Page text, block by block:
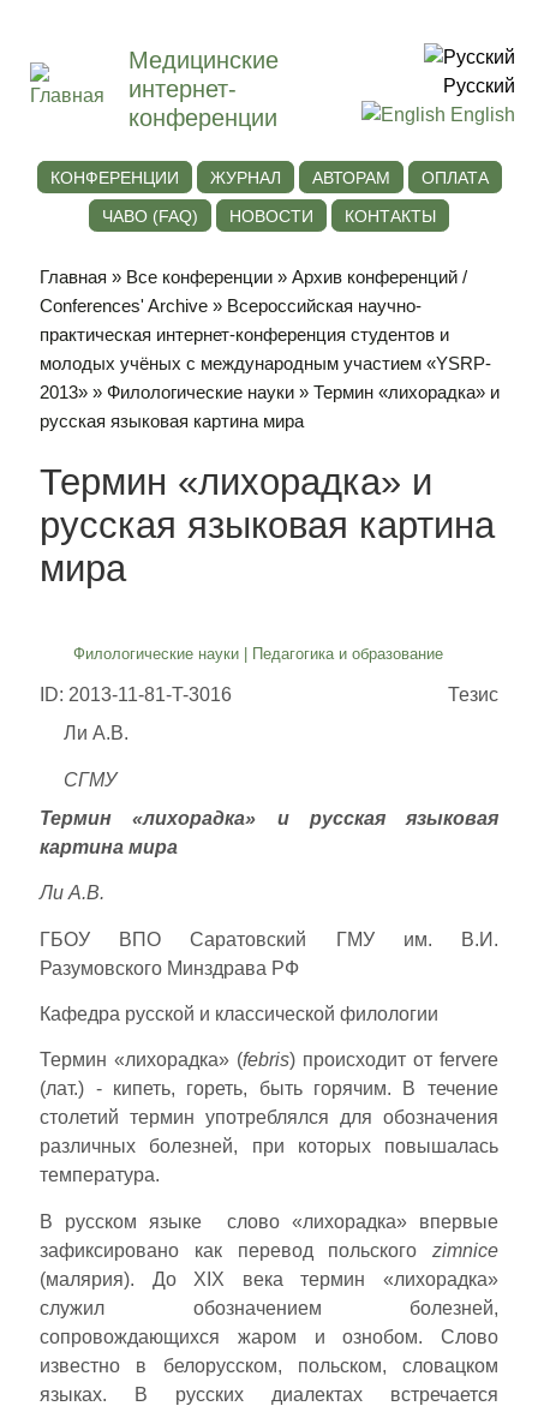
Медицинские
интернет-
конференции
Русский
English
КОНФЕРЕНЦИИ ЖУРНАЛ АВТОРАМ
ОПЛАТА
ЧАВО (FAQ)
НОВОСТИ КОНТАКТЫ
Главная » Все конференции »Архив конференций /
Conferences' Archive » Всероссийская научно-
практическая интернет-конференция студентов и
молодых учёных с международным участием «YSRP-
2013» »Филологические науки » Термин «лихорадка» и
русская языковая картина мира
Термин «лихорадка» и
русская языковая картина
мира
Филологические науки Педагогика и образование
ID: 2013-11-81-T-3016
Тезис
Ли А.В.
СГМУ
Термин «лихорадка» и русская языковая
картина мира
Ли А.В.
ГБОУ ВПО Саратовский ГМУ им. В.И.
Разумовского Минздрава РФ
Кафедра русской и классической филологии
Термин «лихорадка» (febris) происходит от fervere
(лат.) - кипеть, гореть, быть горячим. В течение
столетий термин употреблялся для обозначения
различных болезней, при которых повышалась
температура.
В русском языке слово «лихорадка» впервые
зафиксировано как перевод польского zimnice
(малярия). До XIX века термин «лихорадка»
служил обозначением болезней,
сопровождающихся жаром и ознобом. Слово
известно в белорусском, польском, словацком
языках. В русских диалектах встречается